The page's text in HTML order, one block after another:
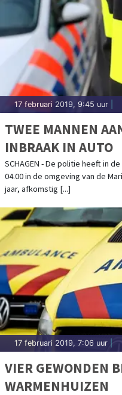
17 februari 2019, 9:45 uur
TWEE MANNEN
INBRAAK IN AUTO
SCHAGEN - De politie heeft in
04.00 in de omgeving van de
jaar, afkomstig [...]
17 februari 2019, 7:06 uur
VIER GEWONDEN
WARMENHUIZEN